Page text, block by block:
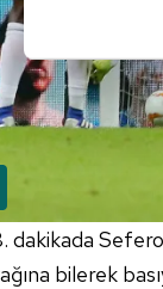
Her
Sizlere daha
çerezler
amacıyla
reklam/
Çerezlere
dakikada
bilerek